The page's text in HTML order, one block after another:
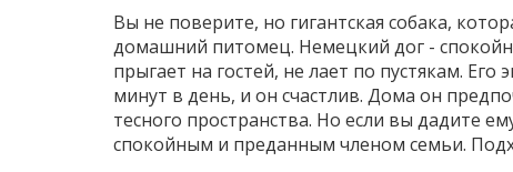
Вы не поверите, но гигантская собака,
домашний питомец. Немецкий дог -
прыгает на гостей, не лает по пустякам.
минут в день, и он счастлив. Дома он
тесного пространства. Но если вы дадите
спокойным и преданным членом семьи.